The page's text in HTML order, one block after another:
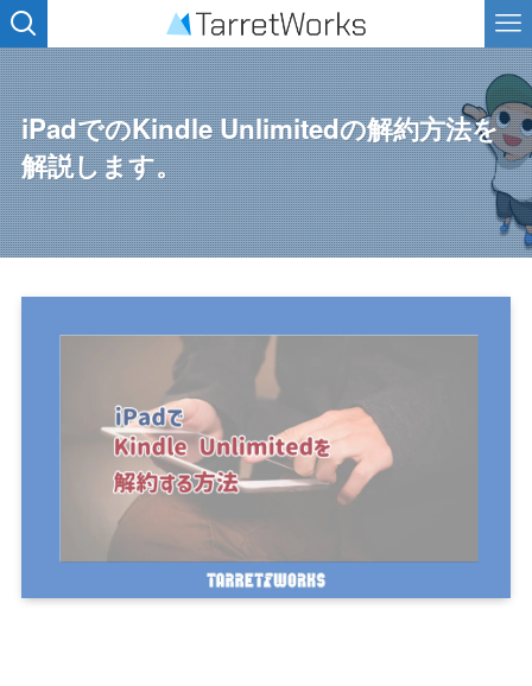
iPadでのKindle Unlimitedの解約方法を
解説します。